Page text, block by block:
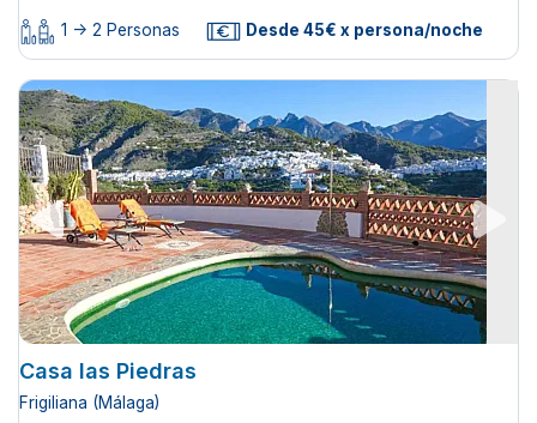
1 -> 2 Personas Desde 45€ x persona/noche
Casa las Piedras
Frigiliana (Málaga)